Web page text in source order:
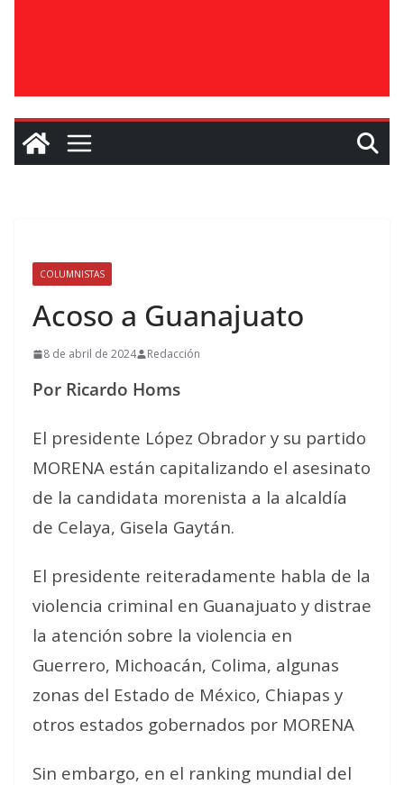
COLUMNISTAS
Acoso a Guanajuato
8 de abril de 2024 Redacción
Por Ricardo Homs
El presidente López Obrador y su partido
MORENA están capitalizando el asesinato
de la candidata morenista a la alcaldía
de Celaya, Gisela Gaytán.
El presidente reiteradamente habla de la
violencia criminal en Guanajuato y distrae
la atención sobre la violencia en
Guerrero, Michoacán, Colima, algunas
zonas del Estado de México, Chiapas y
otros estados gobernados por MORENA
Sin embargo, en el ranking mundial del